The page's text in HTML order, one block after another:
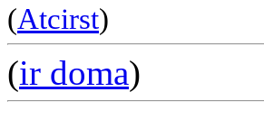
(Atcirst)
(ir doma)